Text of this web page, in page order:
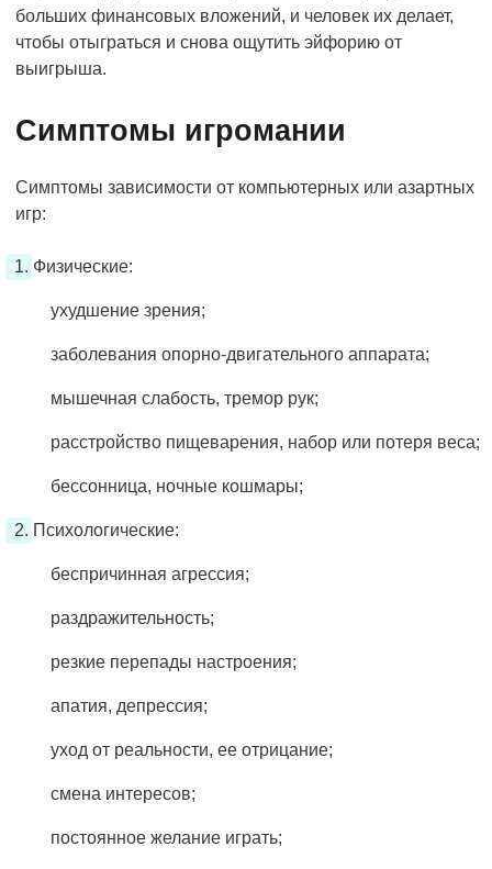
больших финансовых вложений, и человек их делает,
чтобы отыграться и снова ощутить эйфорию от
выигрыша.
Симптомы игромании
Симптомы зависимости от компьютерных или азартных
игр:
Физические:
ухудшение зрения;
заболевания опорно-двигательного аппарата;
мышечная слабость, тремор рук;
расстройство пищеварения, набор или потеря веса;
бессонница, ночные кошмары;
Психологические:
беспричинная агрессия;
раздражительность;
резкие перепады настроения;
апатия, депрессия;
уход от реальности, ее отрицание;
смена интересов;
постоянное желание играть;